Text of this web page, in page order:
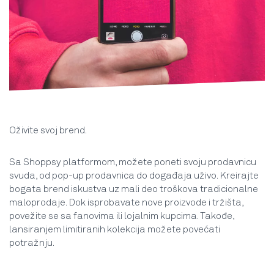
Oživite svoj brend.
Sa Shoppsy platformom, možete poneti svoju prodavnicu
svuda, od pop-up prodavnica do događaja uživo. Kreirajte
bogata brend iskustva uz mali deo troškova tradicionalne
maloprodaje. Dok isprobavate nove proizvode i tržišta,
povežite se sa fanovima ili lojalnim kupcima. Takođe,
lansiranjem limitiranih kolekcija možete povećati
potražnju.